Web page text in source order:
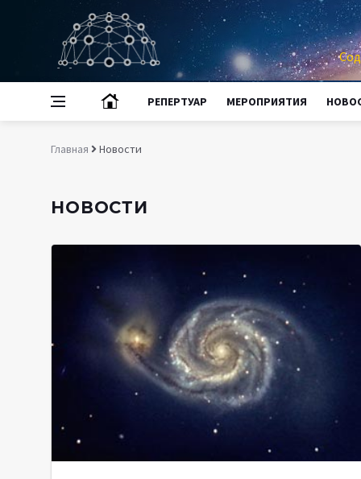
РЕПЕРТУАР МЕРОПРИЯТИЯ
Главная Новости
НОВОСТИ